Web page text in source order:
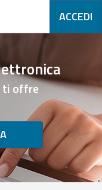
ACCEDI
ti offre